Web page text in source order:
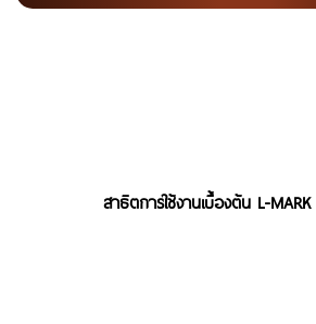
สาธิตการใช้งานเบื้องต้น L-